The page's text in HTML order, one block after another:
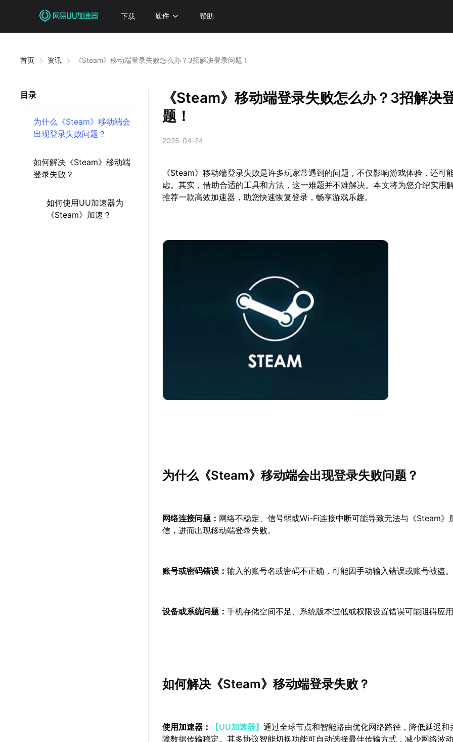
下载 硬件 帮助
首页 资讯 《Steam》移动端登录失败怎么办？3招解决登录问题！
目录
为什么《Steam》移动端会
出现登录失败问题？
如何解决《Steam》移动端
登录失败？
如何使用UU加速器为
《Steam》加速？
《Steam》移动端登录失败怎么办？3招解决
题！
2025-04-24
《Steam》移动端登录失败是许多玩家常遇到的问题，不仅影响游戏体验，还可
虑。其实，借助合适的工具和方法，这一难题并不难解决。本文将为您介绍实用
推荐一款高效加速器，助您快速恢复登录，畅享游戏乐趣。
为什么《Steam》移动端会出现登录失败问题？
网络连接问题： 网络不稳定、信号弱或Wi-Fi连接中断可能导致无法与《Steam》
信，进而出现移动端登录失败。
账号或密码错误：输入的账号名或密码不正确，可能因手动输入错误或账号被盗。
设备或系统问题：手机存储空间不足、系统版本过低或权限设置错误可能阻碍应用
如何解决《Steam》移动端登录失败？
使用加速器： 【UU加速器】通过全球节点和智能路由优化网络路径，降低延迟和
障数据传输稳定。其多协议智能切换功能可自动选择最佳传输方式，减少网络波